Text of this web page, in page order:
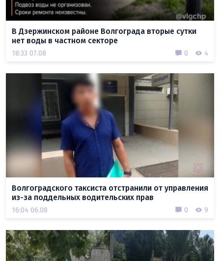
В Дзержинском районе Волгограда вторые сутки
нет воды в частном секторе
18:33 07.08 0 4
Волгоградского таксиста отстранили от управления
из-за поддельных водительских прав
16:04 06.08 0 9